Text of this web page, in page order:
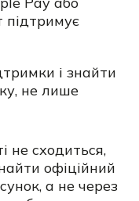
підтримує
і знайти
не лише
не сходиться,
офіційний
а не через